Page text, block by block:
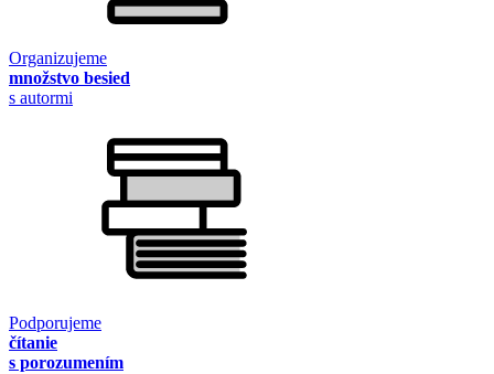
Organizujeme
množstvo besied
s autormi
Podporujeme
čítanie
s porozumením